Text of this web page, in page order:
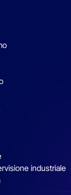
industriale